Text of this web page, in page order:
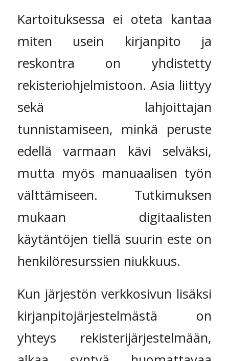
Kartoituksessa ei oteta kantaa
miten usein kirjanpito ja
reskontra on yhdistetty
rekisteriohjelmistoon. Asia liittyy
sekä lahjoittajan
tunnistamiseen, minkä peruste
edellä varmaan kävi selväksi,
mutta myös manuaalisen työn
välttämiseen. Tutkimuksen
mukaan digitaalisten
käytäntöjen tiellä suurin este on
henkilöresurssien niukkuus.
Kun järjestön verkkosivun lisäksi
kirjanpitojärjestelmästä on
yhteys rekisterijärjestelmään,